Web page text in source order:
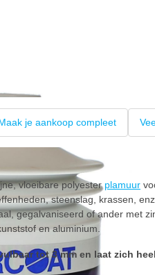
je aankoop compleet
vloeibare polyesterplamuur
steenslag, krassen,
gegalvaniseerd of ander met
en aluminium.
tot 3 mm en laat zich